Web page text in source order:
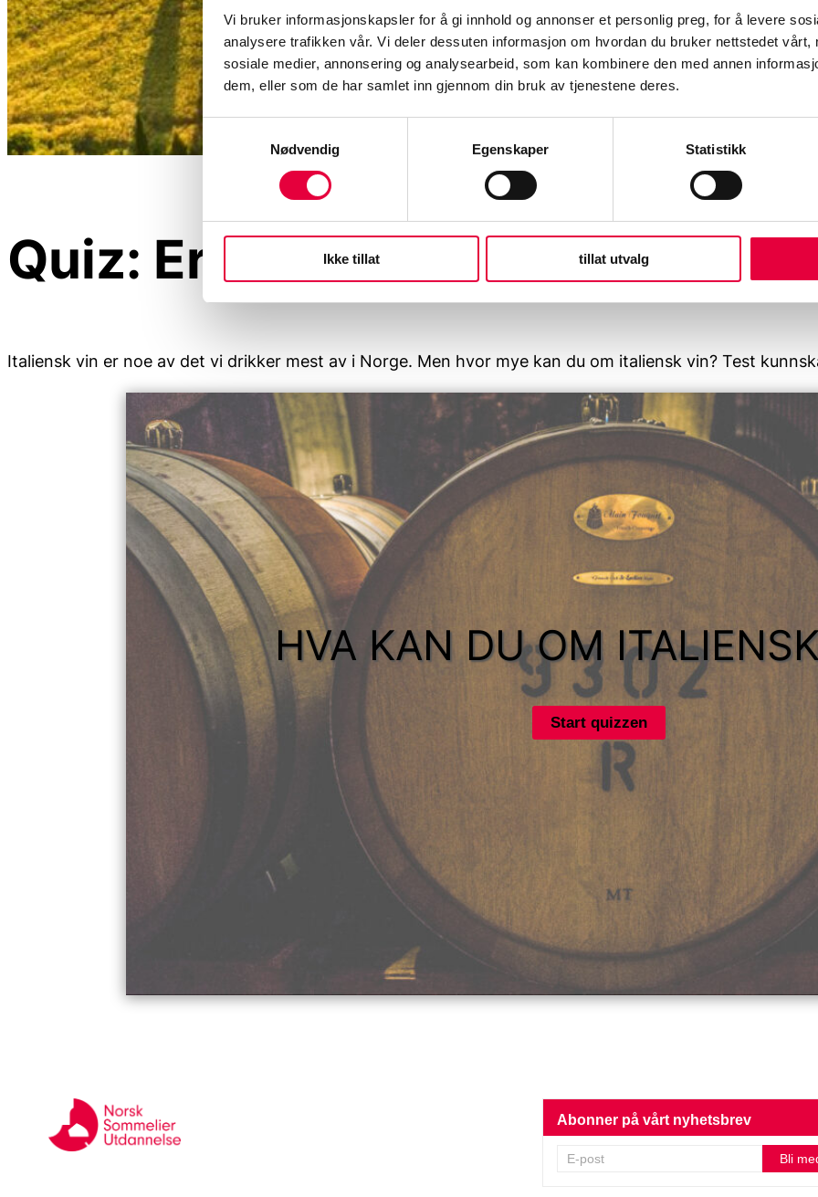
Vi bruker informasjonskapsler for å gi innhold og annonser et personlig preg, for å levere
analysere trafikken vår. Vi deler dessuten informasjon om hvordan du bruker nettstedet vårt,
sosiale medier, annonsering og analysearbeid, som kan kombinere den med annen
dem, eller som de har samlet inn gjennom din bruk av tjenestene deres.
Nødvendig
Egenskaper Statistikk
Ikke tillat tillat utvalg
Quiz: Er du god på italiensk
Italiensk vin er noe av det vi drikker mest av i Norge. Men hvor mye kan du om italiensk vin? Test
HVA KAN DU OM
Abonner på vårt nyhetsbrev